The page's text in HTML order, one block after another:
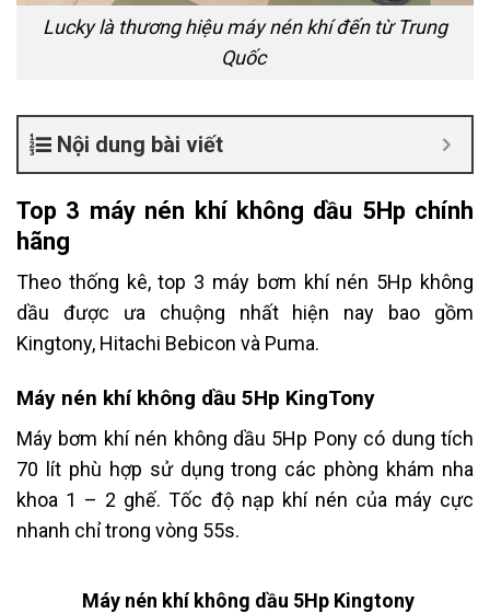
Lucky là thương hiệu máy nén khí đến từ Trung
Quốc
Nội dung bài viết
Top 3 máy nén khí không dầu 5Hp chính
hãng
Theo thống kê, top 3 máy bơm khí nén 5Hp không
dầu được ưa chuộng nhất hiện nay bao gồm
Kingtony, Hitachi Bebicon và Puma.
Máy nén khí không dầu 5Hp KingTony
Máy bơm khí nén không dầu 5Hp Pony có dung tích
70 lít phù hợp sử dụng trong các phòng khám nha
khoa 1 – 2 ghế. Tốc độ nạp khí nén của máy cực
nhanh chỉ trong vòng 55s.
Máy nén khí không dầu 5Hp Kingtony